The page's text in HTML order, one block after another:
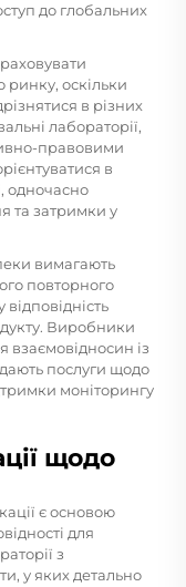
до глобальних
ринку, оскільки
в різних
лабораторії,
правовими
в
одночасно
та затримки у
вимагають
повторного
Виробники
взаємовідносин із
послуги щодо
моніторингу
щодо
є основою
для
з
у яких детально